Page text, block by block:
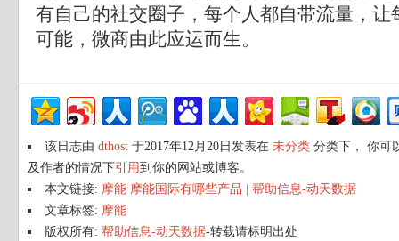
有自己的社交圈子，每个人都自带流量，让
可能，微商由此应运而生。
该日志由 dthost 于2017年12月20日发表在 未分类 分类下， 你可
及作者的情况下引用到你的网站或博客。
本文链接: 摩能 摩能国际有哪些产品 | 帮助信息-动天数据
文章标签: 摩能
版权所有: 帮助信息-动天数据-转载请标明出处